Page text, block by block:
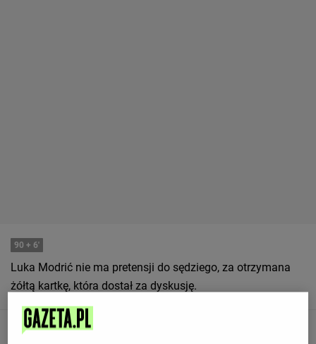
90 + 6'
Luka Modrić nie ma pretensji do sędziego, za otrzymana
żółtą kartkę, która dostał za dyskusję.
90+ 6'